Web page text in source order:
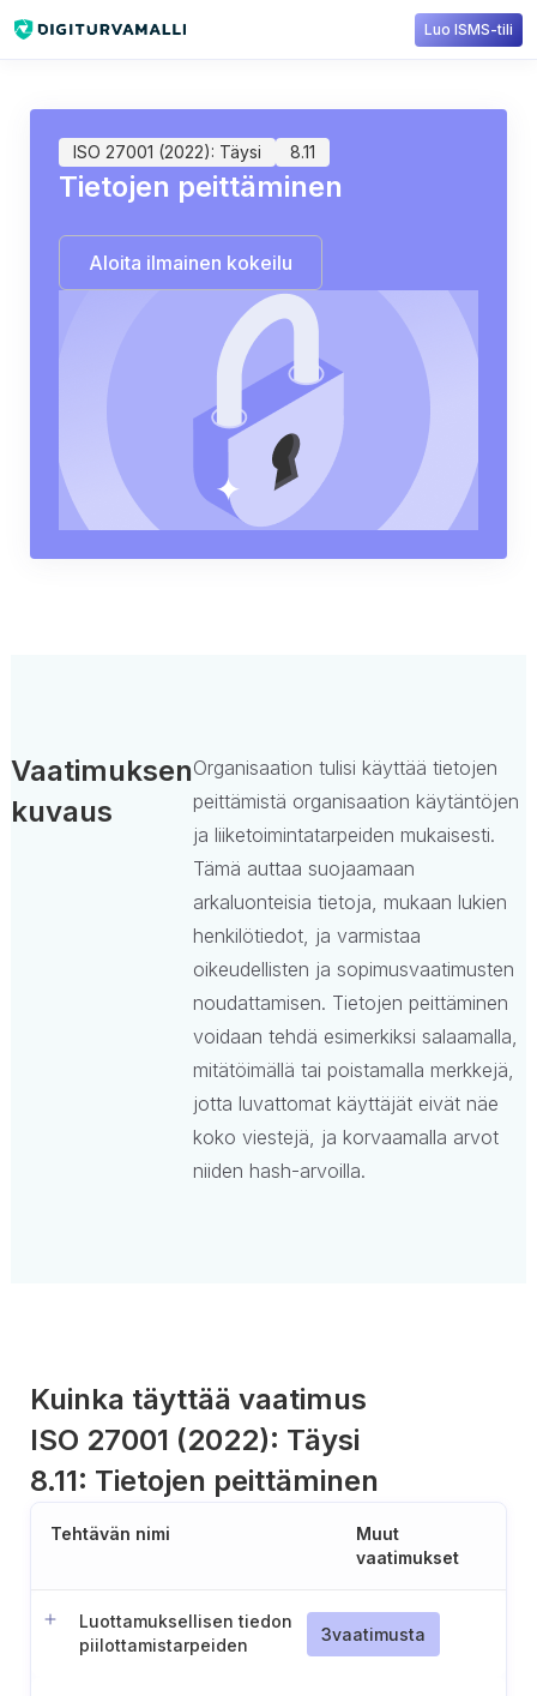
Luo ISMS-tili
8.11: Tietojen peittäminen
ISO 27001 (2022): Täysi 8.11
Tietojen peittäminen
Aloita ilmainen kokeilu
Vaatimuksen
kuvaus
Organisaation tulisi käyttää tietojen
peittämistä organisaation käytäntöjen
ja liiketoimintatarpeiden mukaisesti.
Tämä auttaa suojaamaan
arkaluonteisia tietoja, mukaan lukien
henkilötiedot, ja varmistaa
oikeudellisten ja sopimusvaatimusten
noudattamisen. Tietojen peittäminen
voidaan tehdä esimerkiksi salaamalla,
mitätöimällä tai poistamalla merkkejä,
jotta luvattomat käyttäjät eivät näe
koko viestejä, ja korvaamalla arvot
niiden hash-arvoilla.
Kuinka täyttää vaatimus
ISO 27001 (2022): Täysi
8.11: Tietojen peittäminen
Tehtävän nimi
Muut
vaatimukset
Luottamuksellisen tiedon
piilottamistarpeiden
3vaatimusta